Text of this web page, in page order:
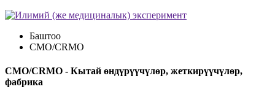
Баштоо
CMO/CRMO
CMO/CRMO - Кытай өндүрүүчүлөр, жеткирүүчүлөр,
фабрика